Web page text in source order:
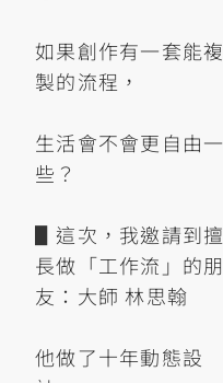
如果創作有一套能複
製的流程，
生活會不會更自由一
些？
▋這次，我邀請到擅
長做「工作流」的朋
友：大師 林思翰
他做了十年動態設